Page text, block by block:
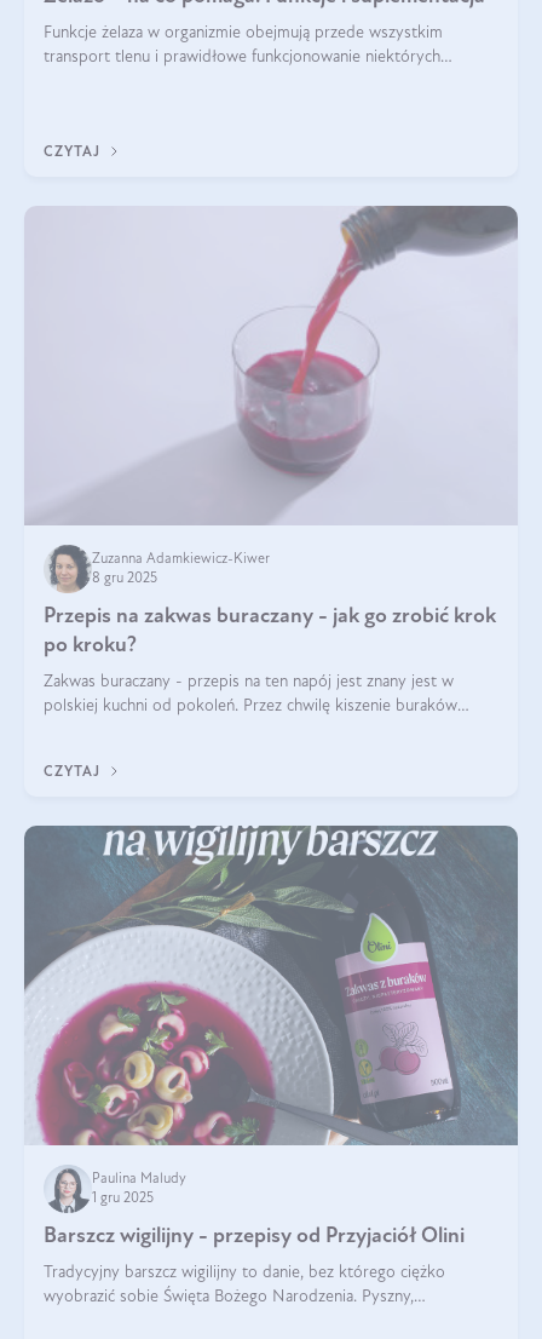
Funkcje żelaza w organizmie obejmują przede wszystkim
transport tlenu i prawidłowe funkcjonowanie niektórych
CZYTAJ
Zuzanna Adamkiewicz-Kiwer
8 gru 2025
Przepis na zakwas buraczany - jak go zrobić krok
po kroku?
Zakwas buraczany - przepis na ten napój jest znany jest w
polskiej kuchni od pokoleń. Przez chwilę kiszenie buraków
CZYTAJ
Paulina Maludy
1 gru 2025
Barszcz wigilijny - przepisy od Przyjaciół Olini
Tradycyjny barszcz wigilijny to danie, bez którego ciężko
wyobrazić sobie Święta Bożego Narodzenia. Pyszny,